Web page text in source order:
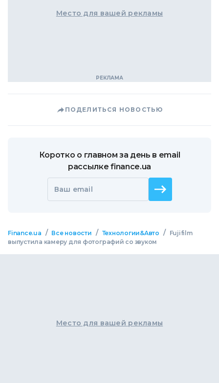
Место для вашей рекламы
ПОДЕЛИТЬСЯ НОВОСТЬЮ
Коротко о главном за день в email
рассылке finance.ua
Ваш email
Finance.ua / Все новости / Технологии&Авто /
Fujifilm
выпустила камеру для фотографий со звуком
Место для вашей рекламы